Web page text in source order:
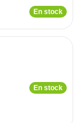
En stock
En stock